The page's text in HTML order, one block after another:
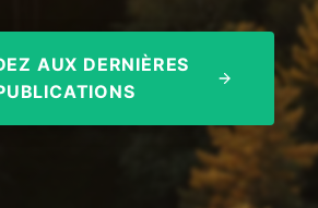
AUX DERNIÈRES